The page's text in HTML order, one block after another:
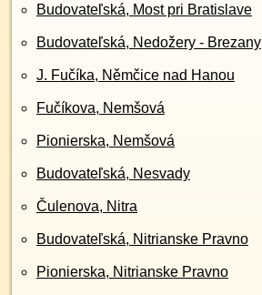
Budovateľská, Most pri Bratislave
Budovateľská, Nedožery - Brezany
J. Fučíka, Němčice nad Hanou
Fučíkova, Nemšová
Pionierska, Nemšová
Budovateľská, Nesvady
Čulenova, Nitra
Budovateľská, Nitrianske Pravno
Pionierska, Nitrianske Pravno